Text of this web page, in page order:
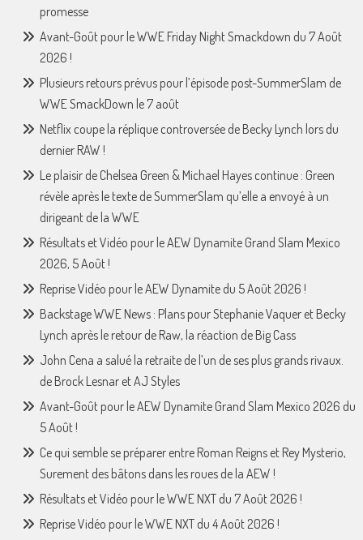
promesse
Avant-Goût pour le WWE Friday Night Smackdown du 7 Août
2026 !
Plusieurs retours prévus pour l’épisode post-SummerSlam de
WWE SmackDown le 7 août
Netflix coupe la réplique controversée de Becky Lynch lors du
dernier RAW !
Le plaisir de Chelsea Green & Michael Hayes continue : Green
révèle après le texte de SummerSlam qu’elle a envoyé à un
dirigeant de la WWE
Résultats et Vidéo pour le AEW Dynamite Grand Slam Mexico
2026, 5 Août !
Reprise Vidéo pour le AEW Dynamite du 5 Août 2026 !
Backstage WWE News : Plans pour Stephanie Vaquer et Becky
Lynch après le retour de Raw, la réaction de Big Cass
John Cena a salué la retraite de l’un de ses plus grands rivaux.
de Brock Lesnar et AJ Styles
Avant-Goût pour le AEW Dynamite Grand Slam Mexico 2026 du
5 Août !
Ce qui semble se préparer entre Roman Reigns et Rey Mysterio,
Surement des bâtons dans les roues de la AEW !
Résultats et Vidéo pour le WWE NXT du 7 Août 2026 !
Reprise Vidéo pour le WWE NXT du 4 Août 2026 !